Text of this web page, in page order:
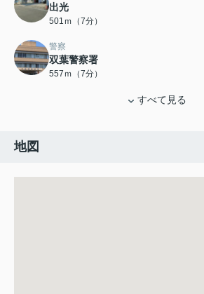
出光
501ｍ（7分）
警察
双葉警察署
557ｍ（7分）
すべて見る
地図